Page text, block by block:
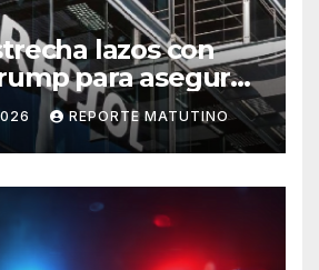
lazos con
para asegurar
Venezuela
REPORTE MATUTINO